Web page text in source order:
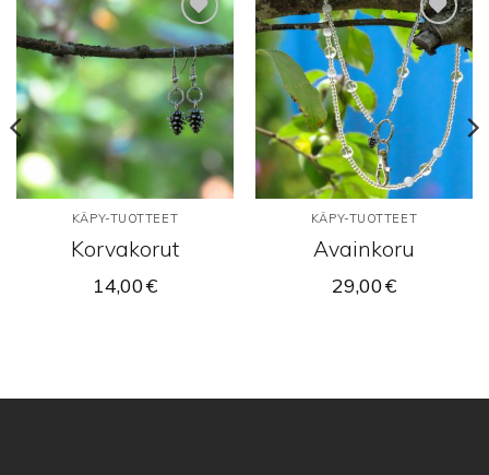
Lisää
toivelistalle
KÄPY-TUOTTEET
Korvakorut
14,00€
Lisää
toivelistalle
KÄPY-TUOTTEET
Avainkoru
29,00€